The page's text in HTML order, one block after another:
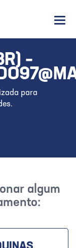
–
para
algum